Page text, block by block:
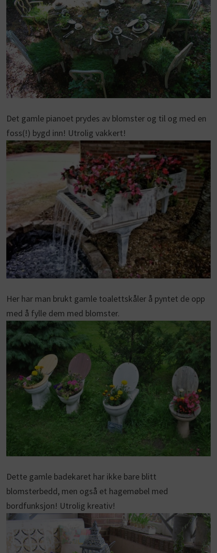
Det gamle pianoet prydes av blomster og til og med en
foss(!) bygd inn! Utrolig vakkert!
Her har man brukt gamle toalettskåler å pyntet de opp
med å fylle dem med blomster.
Dette gamle badekaret har ikke bare blitt
blomsterbedd, men også et hagemøbel med
bordfunksjon! Utrolig kreativ!